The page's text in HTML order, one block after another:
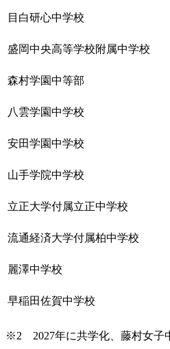
目白研心中学校
盛岡中央高等学校附属中学校
森村学園中等部
八雲学園中学校
安田学園中学校
山手学院中学校
立正大学付属立正中学校
流通経済大学付属柏中学校
麗澤中学校
早稲田佐賀中学校
※2 2027年に共学化、藤村女子